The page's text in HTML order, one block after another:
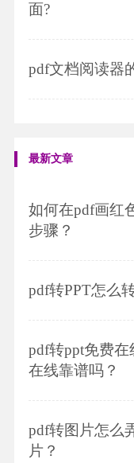
面?
pdf文档阅读器
最新文章
如何在pdf画红
步骤？
pdf转PPT怎么
pdf转ppt免费
在线靠谱吗？
pdf转图片怎么
片？